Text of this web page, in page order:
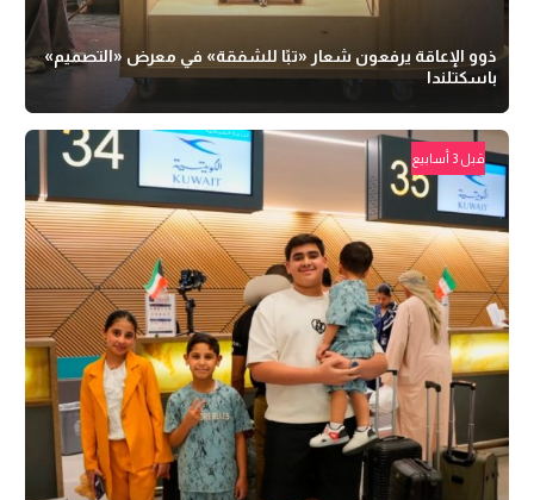
ذوو الإعاقة يرفعون شعار «تبًا للشفقة» في معرض «التصميم»
باسكتلندا
قبل 3 أسابيع